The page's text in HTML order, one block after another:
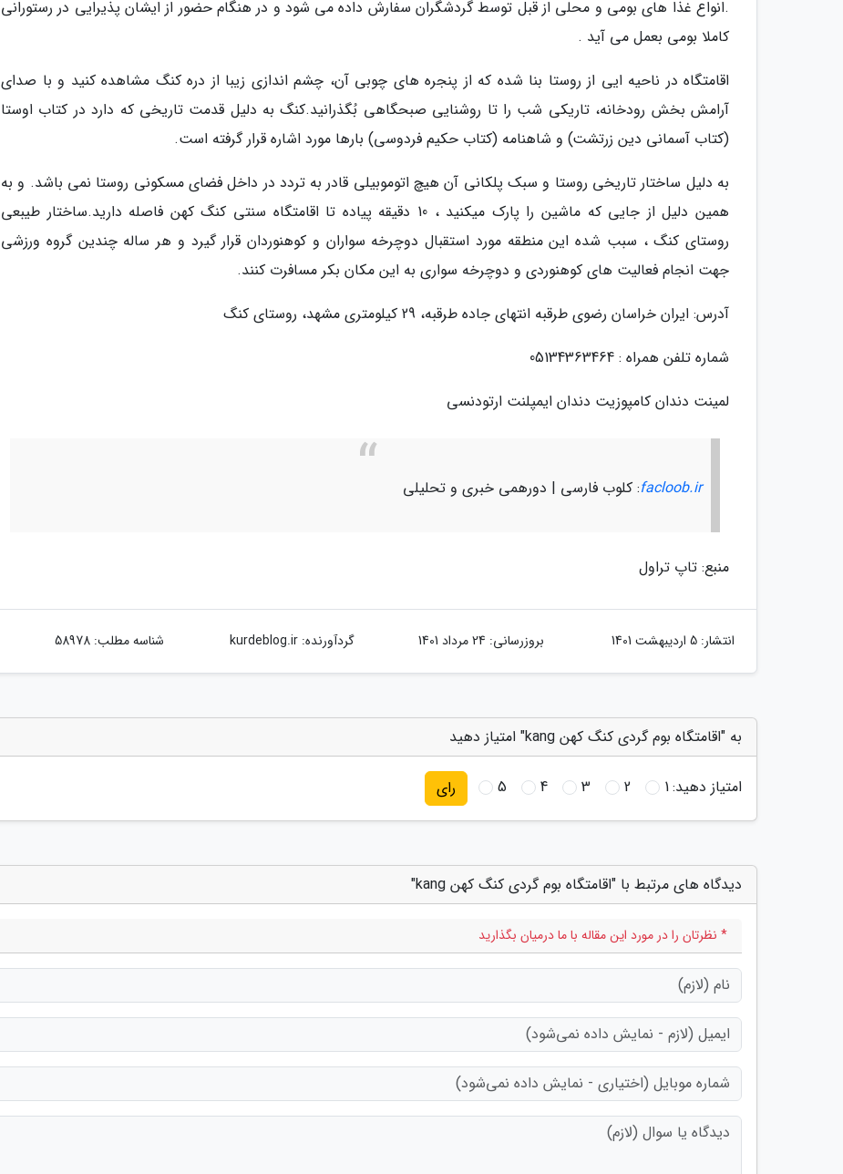
.انواع غذا های بومی و محلی از قبل توسط گردشگران سفارش داده می شود و در هنگام حضور از ایشان پذیرایی در رستورانی
کاملا بومی بعمل می آید .
اقامتگاه در ناحیه ایی از روستا بنا شده که از پنجره های چوبی آن، چشم اندازی زیبا از دره کنگ مشاهده کنید و با صدای
آرامش بخش رودخانه، تاریکی شب را تا روشنایی صبحگاهی بُگذرانید.کنگ به دلیل قدمت تاریخی که دارد در کتاب اوستا
(کتاب آسمانی دین زرتشت) و شاهنامه (کتاب حکیم فردوسی) بارها مورد اشاره قرار گرفته است.
به دلیل ساختار تاریخی روستا و سبک پلکانی آن هیچ اتوموبیلی قادر به تردد در داخل فضای مسکونی روستا نمی باشد. و به
همین دلیل از جایی که ماشین را پارک میکنید ، 10 دقیقه پیاده تا اقامتگاه سنتی کنگ کهن فاصله دارید.ساختار طیبعی
روستای کنگ ، سبب شده این منطقه مورد استقبال دوچرخه سواران و کوهنوردان قرار گیرد و هر ساله چندین گروه ورزشی
جهت انجام فعالیت های کوهنوردی و دوچرخه سواری به این مکان بکر مسافرت کنند.
آدرس: ایران خراسان رضوی طرقبه انتهای جاده طرقبه، 29 کیلومتری مشهد، روستای کنگ
شماره تلفن همراه : 05134363464
لمینت دندان کامپوزیت دندان ایمپلنت ارتودنسی
facloob.ir: کلوب فارسی | دورهمی خبری و تحلیلی
منبع: تاپ تراول
انتشار: 5 اردیبهشت 1401 بروزرسانی: 24 مرداد 1401 گردآورنده:kurdeblog.ir شناسه مطلب: 58978
به "اقامتگاه بوم گردی کنگ کهن kang" امتیاز دهید
امتیاز دهید:1
2
3
4
5 رای
دیدگاه های مرتبط با "اقامتگاه بوم گردی کنگ کهن kang"
* نظرتان را در مورد این مقاله با ما درمیان بگذارید